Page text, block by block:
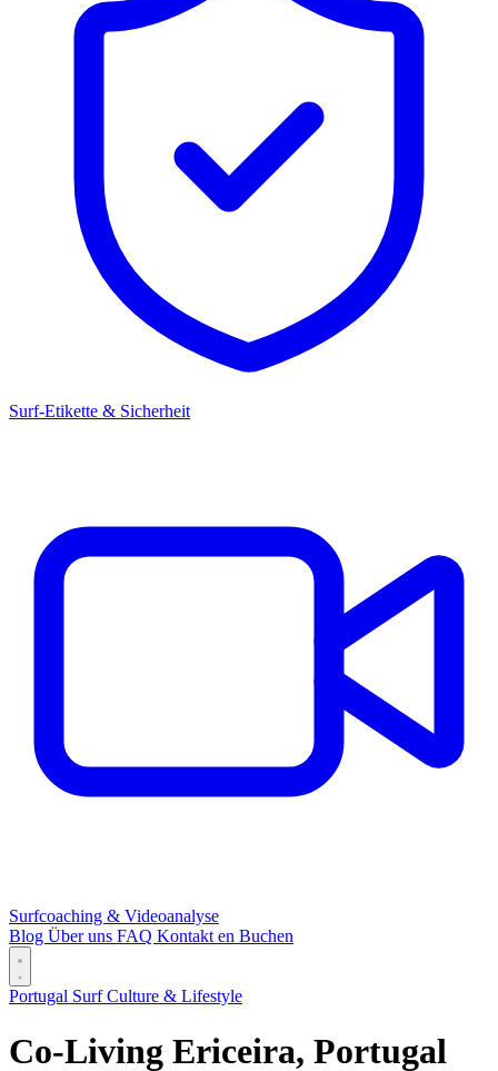
Surf-Etikette & Sicherheit
Surfcoaching & Videoanalyse
Blog Über uns FAQ Kontakten Buchen
Portugal Surf Culture & Lifestyle
Co-Living Ericeira, Portugal